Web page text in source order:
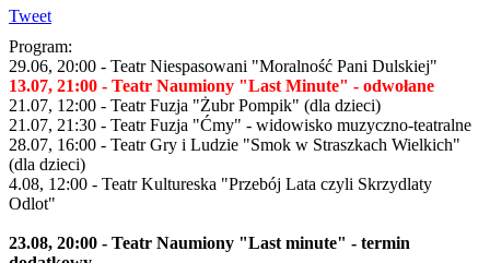
Tweet
Program:
29.06, 20:00 - Teatr Niespasowani "Moralność Pani Dulskiej"
13.07, 21:00 - Teatr Naumiony "Last Minute" - odwołane
21.07, 12:00 - Teatr Fuzja "Żubr Pompik" (dla dzieci)
21.07, 21:30 - Teatr Fuzja "Ćmy" - widowisko muzyczno-teatralne
28.07, 16:00 - Teatr Gry i Ludzie "Smok w Straszkach Wielkich"
(dla dzieci)
4.08, 12:00 - Teatr Kultureska "Przebój Lata czyli Skrzydlaty
Odlot"
23.08, 20:00 - Teatr Naumiony "Last minute" - termin